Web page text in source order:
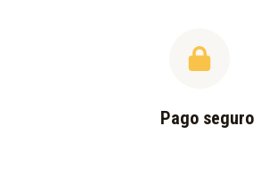
Pago seguro